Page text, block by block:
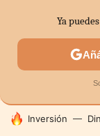
SECTORES
HOY SE HABLA
Inversión
Ya